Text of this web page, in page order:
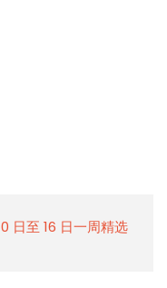
日至 16 日一周精选